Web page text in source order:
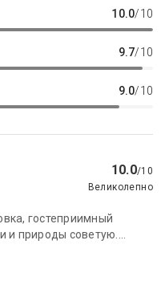
10.0/10
9.7/10
9.0/10
10.0/10
Великолепно
гостеприимный
и природы советую....